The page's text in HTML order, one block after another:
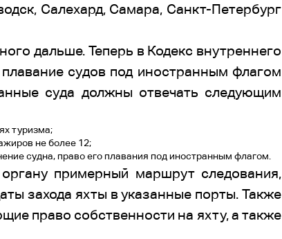
Салехард, Самара, Санкт-Петербург
дальше. Теперь в Кодекс внутреннего
судов под иностранным флагом
суда должны отвечать следующим
туризма;
не более 12;
судна, право его плавания под иностранным флагом.
примерный маршрут следования,
захода яхты в указанные порты. Также
право собственности на яхту, а также